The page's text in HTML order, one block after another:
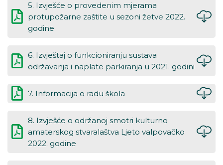
5. Izvješće o provedenim mjerama
protupožarne zaštite u sezoni žetve 2022.
godine
6. Izvještaj o funkcioniranju sustava
održavanja i naplate parkiranja u 2021. godini
7. Informacija o radu škola
8. Izvješće o održanoj smotri kulturno
amaterskog stvaralaštva Ljeto valpovačko
2022. godine